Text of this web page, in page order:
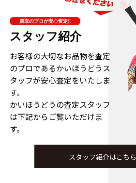
買取のプロが安心査定!!
スタッフ紹介
お客様の大切なお品物を査定
のプロであるかいほうどうス
タッフが安心査定をいたしま
す。
かいほうどうの査定スタッフ
は下記からご覧いただけま
す。
スタッフ紹介はこちら